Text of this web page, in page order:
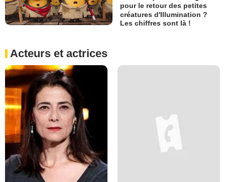
pour le retour des petites
créatures d'Illumination ?
Les chiffres sont là !
Acteurs et actrices